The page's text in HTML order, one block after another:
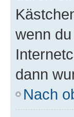
wenn
dann
Nach